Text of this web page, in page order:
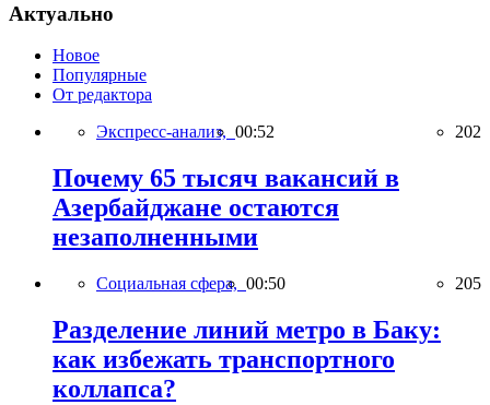
Актуально
Новое
Популярные
От редактора
Экспресс-анализ, 00:52 202
Почему 65 тысяч вакансий в
Азербайджане остаются
незаполненными
Социальная сфера, 00:50 205
Разделение линий метро в Баку:
как избежать транспортного
коллапса?